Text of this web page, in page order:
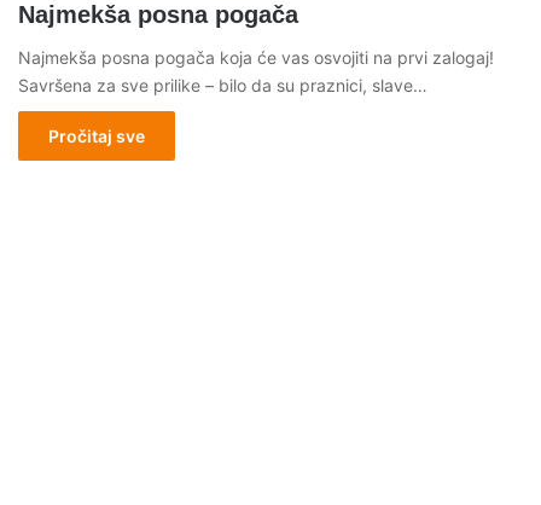
Najmekša posna pogača
Najmekša posna pogača koja će vas osvojiti na prvi zalogaj!
Savršena za sve prilike – bilo da su praznici, slave…
Pročitaj sve